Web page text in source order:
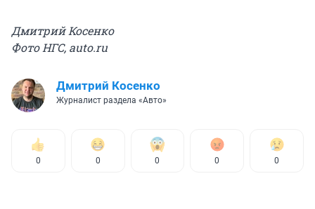
Дмитрий Косенко
Фото НГС, auto.ru
Дмитрий Косенко
Журналист раздела «Авто»
0 0 0 0 0